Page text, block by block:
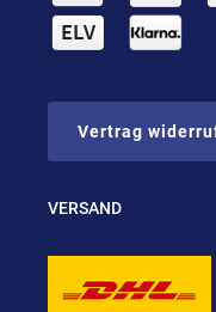
Vertrag
VERSAND